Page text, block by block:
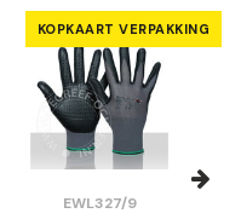
KOPKAART VERPAKKING
EWL327/9